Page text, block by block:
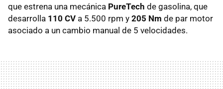
que estrena una mecánica PureTech de gasolina, que
desarrolla 110 CV a 5.500 rpm y 205 Nm de par motor
asociado a un cambio manual de 5 velocidades.